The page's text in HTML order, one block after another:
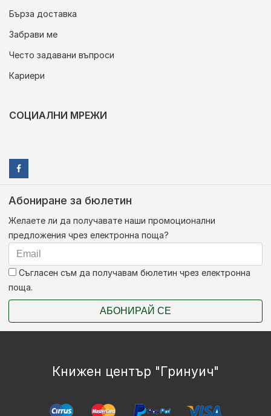
Бърза доставка
Забрави ме
Често задавани въпроси
Кариери
СОЦИАЛНИ МРЕЖИ
Абониране за бюлетин
Желаете ли да получавате наши промоционални
предложения чрез електронна поща?
Съгласен съм да получавам бюлетин чрез електронна
поща.
АБОНИРАЙ СЕ
Книжен център "Гринуич"